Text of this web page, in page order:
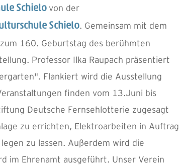
Schielo von der
Schielo. Gemeinsam mit dem
160. Geburtstag des berühmten
Professor Ilka Raupach präsentiert
Flankiert wird die Ausstellung
finden vom 13.Juni bis
Deutsche Fernsehlotterie zugesagt
zu errichten, Elektroarbeiten in Auftrag
zu lassen. Außerdem wird die
im Ehrenamt ausgeführt. Unser Verein